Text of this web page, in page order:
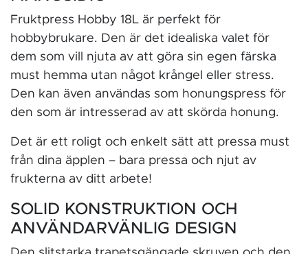
Fruktpress Hobby 18L är perfekt för
hobbybrukare. Den är det idealiska valet för
dem som vill njuta av att göra sin egen färska
must hemma utan något krångel eller stress.
Den kan även användas som honungspress för
den som är intresserad av att skörda honung.
Det är ett roligt och enkelt sätt att pressa must
från dina äpplen – bara pressa och njut av
frukterna av ditt arbete!
SOLID KONSTRUKTION OCH
ANVÄNDARVÄNLIG DESIGN